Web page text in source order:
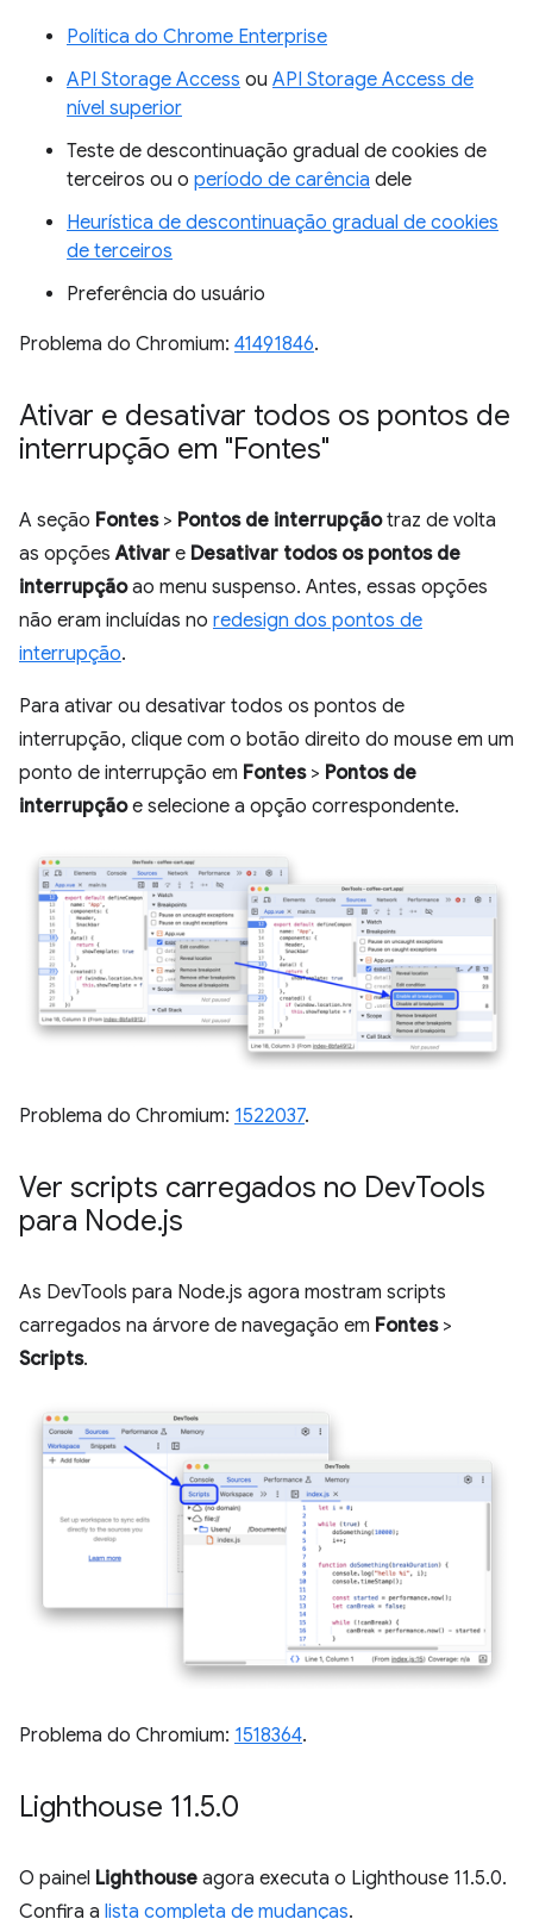
Política do Chrome Enterprise
API Storage Access ou API Storage Access de
nível superior
Teste de descontinuação gradual de cookies de
terceiros ou o período de carência dele
Heurística de descontinuação gradual de cookies
de terceiros
Preferência do usuário
Problema do Chromium: 41491846.
Ativar e desativar todos os pontos de
interrupção em "Fontes"
A seção Fontes> Pontos de interrupçãotraz de volta
as opçõesAtivar e Desativar todos os pontos de
interrupçãoao menu suspenso. Antes, essas opções
não eram incluídas no redesign dos pontos de
interrupção.
Para ativar ou desativar todos os pontos de
interrupção, clique com o botão direito do mouse em um
ponto de interrupção em Fontes> Pontos de
interrupçãoe selecione a opção correspondente.
Problema do Chromium: 1522037.
Ver scripts carregados no DevTools
para Node.js
As DevTools para Node.js agora mostram scripts
carregados na árvore de navegação em Fontes>
Scripts.
Problema do Chromium: 1518364.
Lighthouse 11.5.0
O painel Lighthouse agora executa o Lighthouse 11.5.0.
Confira a lista completa de mudanças.